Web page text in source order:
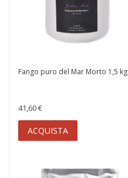
Fango puro del Mar Morto 1,5 kg
41,60 €
ACQUISTA